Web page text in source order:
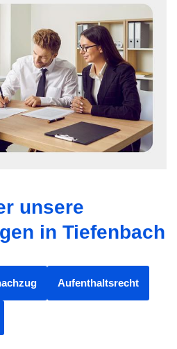
unsere
in Tiefenbach
Aufenthaltsrecht